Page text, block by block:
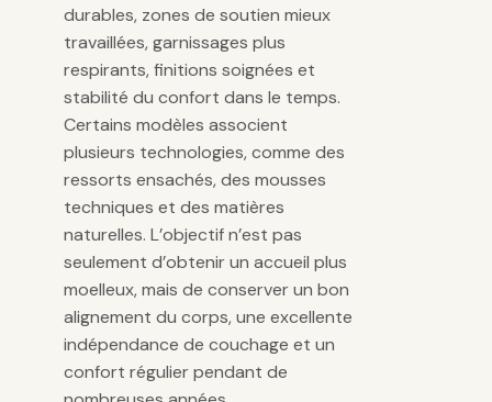
durables, zones de soutien mieux
travaillées, garnissages plus
respirants, finitions soignées et
stabilité du confort dans le temps.
Certains modèles associent
plusieurs technologies, comme des
ressorts ensachés, des mousses
techniques et des matières
naturelles. L’objectif n’est pas
seulement d’obtenir un accueil plus
moelleux, mais de conserver un bon
alignement du corps, une excellente
indépendance de couchage et un
confort régulier pendant de